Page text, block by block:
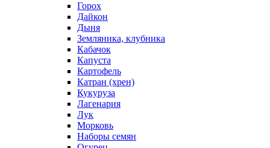
Горох
Дайкон
Дыня
Земляника, клубника
Кабачок
Капуста
Картофель
Катран (хрен)
Кукуруза
Лагенария
Лук
Морковь
Наборы семян